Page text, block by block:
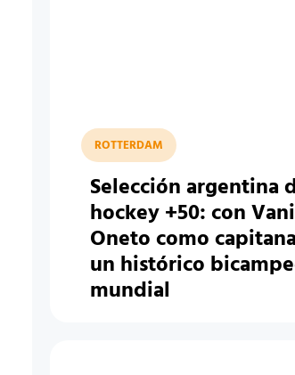
ROTTERDAM
Selección argentina
hockey +50: con
Oneto como
un histórico
mundial